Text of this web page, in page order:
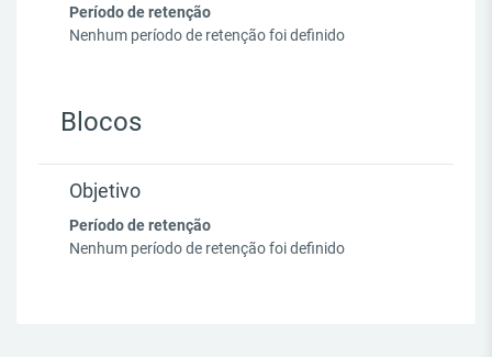
Período de retenção
Nenhum período de retenção foi definido
Blocos
Objetivo
Período de retenção
Nenhum período de retenção foi definido